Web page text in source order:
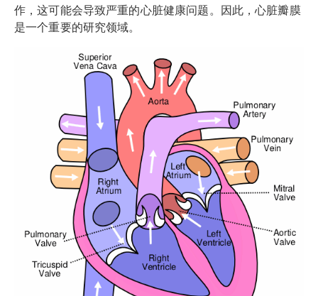
作，这可能会导致严重的心脏健康问题。因此，心脏瓣膜
是一个重要的研究领域。